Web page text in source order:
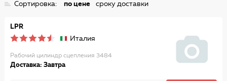
Сортировка: по цене сроку доставки
LPR
Италия
Рабочий цилиндр сцепления 3484
Доставка: Завтра